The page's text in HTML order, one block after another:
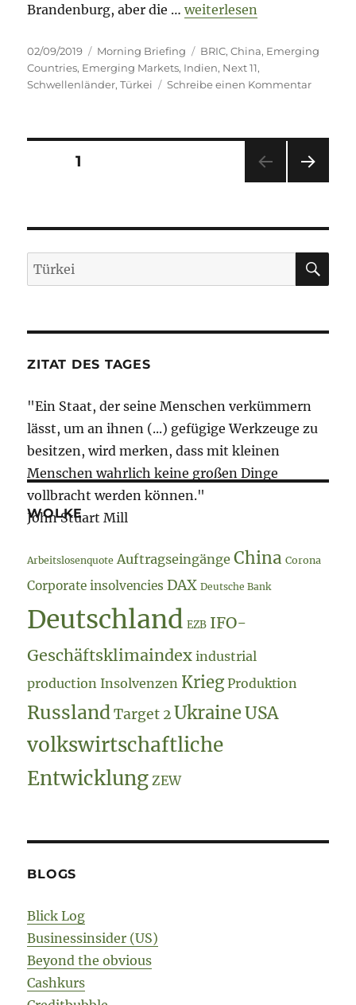
Brandenburg, aber die …„Morning Briefing – 2.
weiterlesen
Veröffentlicht
am
02/09/2019 Kategorien
Morning Briefing Schlagwörter
BRIC,China, Emerging
Countries, Emerging Markets, Indien, Next 11,
Schwellenländer,Türkei Schreibe einen Kommentarzu
2019
//
Indien
//
Türkei
Seitennummerierung
Beiträge
SEITE1
E
Suche
nach:
ZITAT DES TAGES
"Ein Staat, der seine Menschen verkümmern
lässt, um an ihnen (...) gefügige Werkzeuge zu
besitzen, wird merken, dass mit kleinen
Menschen wahrlich keine großen Dinge
vollbracht werden können."
John Stuart Mill
WOLKE
Arbeitslosenquote Auftragseingänge China Corona
Corporate insolvencies DAX Deutsche Bank
Deutschland EZB IFO-
Geschäftsklimaindex industrial
production Insolvenzen Krieg Produktion
Russland Target 2 Ukraine USA
volkswirtschaftliche
Entwicklung ZEW
BLOGS
Blick Log
Businessinsider (US)
Beyond the obvious
Cashkurs